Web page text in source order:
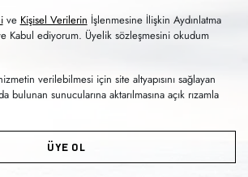
ve Kişisel Verilerin İşlenmesine İlişkin Aydınlatma
Kabul ediyorum. Üyelik sözleşmesini okudum
verilebilmesi için site altyapısını sağlayan
bulunan sunucularına aktarılmasına açık rızamla
ÜYE OL